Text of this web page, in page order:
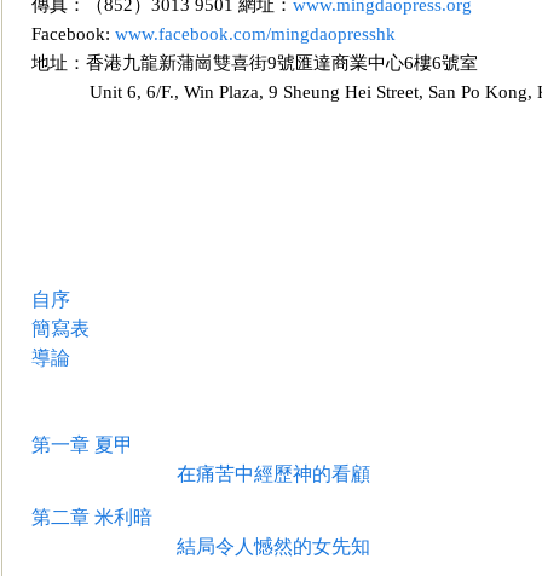
傳真：（852）3013 9501 網址： www.mingdaopress.org
Facebook: www.facebook.com/mingdaopresshk
地址：香港九龍新蒲崗雙喜街9號匯達商業中心6樓6號室
Unit 6, 6/F., Win Plaza, 9 Sheung Hei Street, San Po
自序
簡寫表
導論
第一章 夏甲
在痛苦中經歷神的看顧
第二章 米利暗
結局令人憾然的女先知